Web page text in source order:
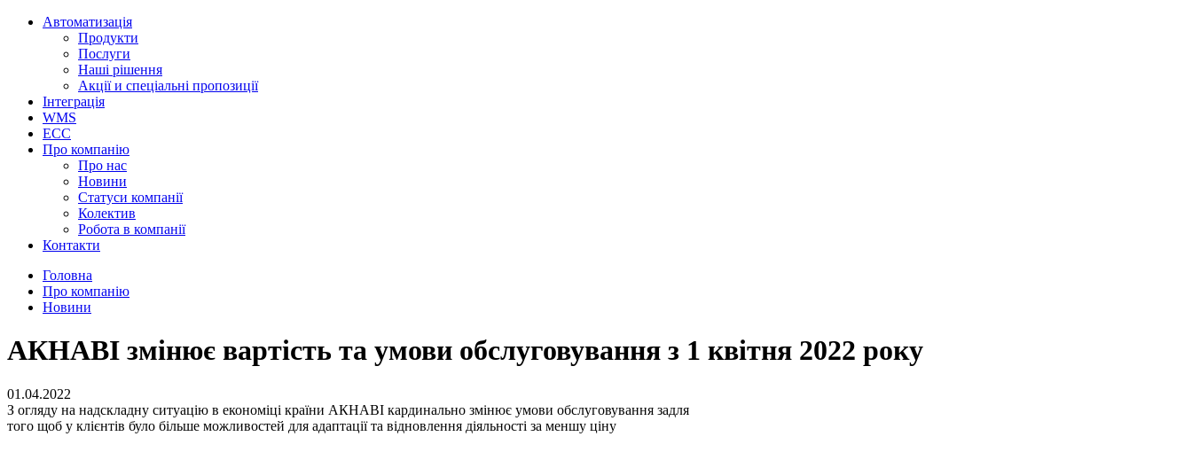
Автоматизація
Продукти
Послуги
Наші рішення
Акції и спеціальні пропозиції
Інтеграція
WMS
ECC
Про компанію
Про нас
Новини
Cтатуси компанії
Колектив
Робота в компанії
Контакти
Головна
Про компанію
Новини
АКНАВІ змінює вартість та умови обслуговування з 1 квітня 2022 року
01.04.2022
З огляду на надскладну ситуацію в економіці країни АКНАВІ кардинально змінює умови обслуговування задля
того щоб у клієнтів було більше можливостей для адаптації та відновлення діяльності за меншу ціну